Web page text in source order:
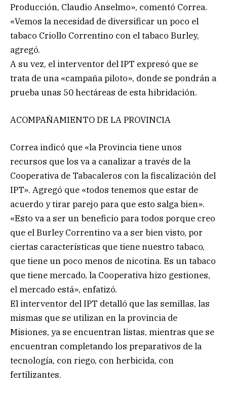
Producción, Claudio Anselmo», comentó Correa.
«Vemos la necesidad de diversificar un poco el
tabaco Criollo Correntino con el tabaco Burley,
agregó.
A su vez, el interventor del IPT expresó que se
trata de una «campaña piloto», donde se pondrán a
prueba unas 50 hectáreas de esta hibridación.
ACOMPAÑAMIENTO DE LA PROVINCIA
Correa indicó que «la Provincia tiene unos
recursos que los va a canalizar a través de la
Cooperativa de Tabacaleros con la fiscalización del
IPT». Agregó que «todos tenemos que estar de
acuerdo y tirar parejo para que esto salga bien».
«Esto va a ser un beneficio para todos porque creo
que el Burley Correntino va a ser bien visto, por
ciertas características que tiene nuestro tabaco,
que tiene un poco menos de nicotina. Es un tabaco
que tiene mercado, la Cooperativa hizo gestiones,
el mercado está», enfatizó.
El interventor del IPT detalló que las semillas, las
mismas que se utilizan en la provincia de
Misiones, ya se encuentran listas, mientras que se
encuentran completando los preparativos de la
tecnología, con riego, con herbicida, con
fertilizantes.